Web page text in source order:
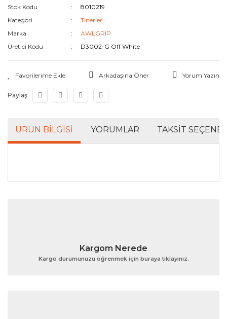
Stok Kodu
8010219
Kategori
Tinerler
Marka
AWLGRIP
Üretici Kodu
D3002-G Off White
Arkadaşına Öner Yorum Yazın
Paylaş
ÜRÜN BILGISI YORUMLAR TAKSIT
Bu ürünün fiyat bilgisi, resim, ürün açıklamalarında ve
Ürün açıklamasında eksik bilgiler bulunuyor.
Kargom Nerede
Kargo durumunuzu öğrenmek için buraya tıklayınız.